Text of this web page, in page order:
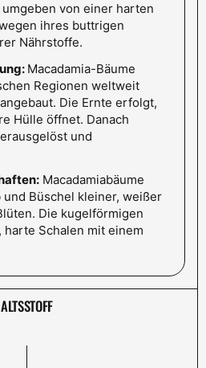
umgeben von einer harten
ihres buttrigen
Nährstoffe.
Macadamia-Bäume
Regionen weltweit
Die Ernte erfolgt,
Hülle öffnet. Danach
und
Macadamiabäume
Büschel kleiner, weißer
Die kugelförmigen
harte Schalen mit einem